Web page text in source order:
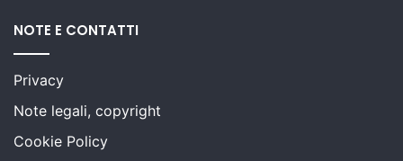
NOTE E CONTATTI
Privacy
Note legali, copyright
Cookie Policy